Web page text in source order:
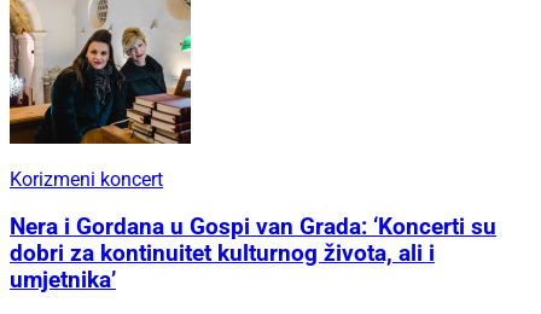
Korizmeni koncert
Nera i Gordana u Gospi van Grada: ‘Koncerti su
dobri za kontinuitet kulturnog života, ali i
umjetnika’